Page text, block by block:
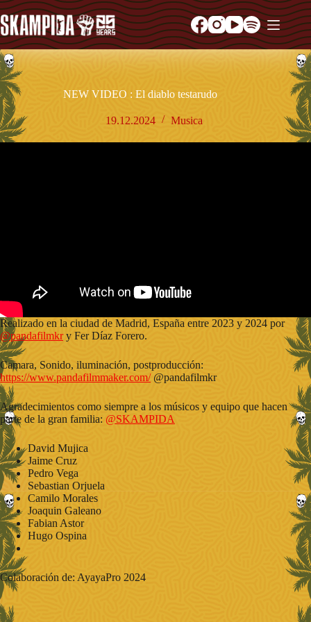
NEW VIDEO : El diablo testarudo
19.12.2024 Musica
Realizado en la ciudad de Madrid, España entre 2023 y 2024 por
‪@pandafilmkr‬y Fer Díaz Forero.
Camara, Sonido, iluminación, postproducción:
https://www.pandafilmmaker.com/@pandafilmkr
Agradecimientos como siempre a los músicos y equipo que hacen
parte de la gran familia: ‪@SKAMPIDA‬
David Mujica
Jaime Cruz
Pedro Vega
Sebastian Orjuela
Camilo Morales
Joaquin Galeano
Fabian Astor
Hugo Ospina
Colaboración de: AyayaPro 2024